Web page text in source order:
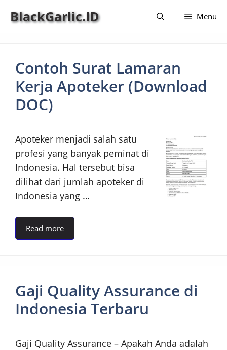
BlackGarlic.ID Menu
Contoh Surat Lamaran
Kerja Apoteker (Download
DOC)
Apoteker menjadi salah satu
profesi yang banyak peminat di
Indonesia. Hal tersebut bisa
dilihat dari jumlah apoteker di
Indonesia yang …
Read more
Gaji Quality Assurance di
Indonesia Terbaru
Gaji Quality Assurance – Apakah Anda adalah